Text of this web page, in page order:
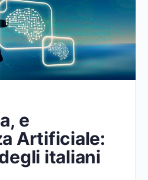
e
Artificiale:
italiani